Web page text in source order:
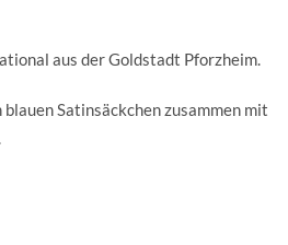
aus der Goldstadt Pforzheim.
Satinsäckchen zusammen mit